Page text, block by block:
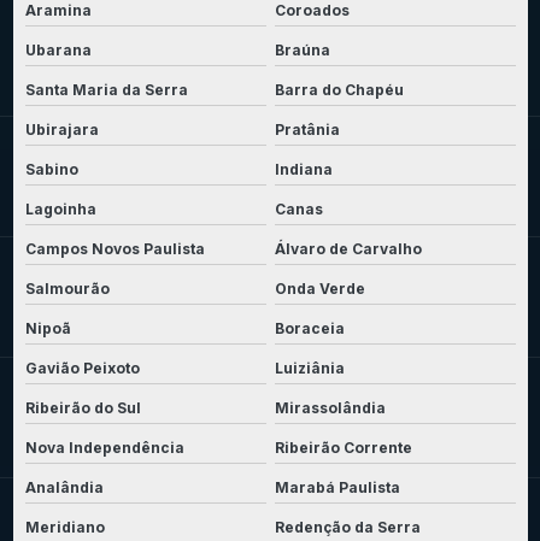
Aramina Coroados
Ubarana Braúna
Santa Maria da Serra Barra do Chapéu
Ubirajara Pratânia
Sabino Indiana
Lagoinha Canas
Campos Novos Paulista Álvaro de Carvalho
Salmourão Onda Verde
Nipoã Boraceia
Gavião Peixoto Luiziânia
Ribeirão do Sul Mirassolândia
Nova Independência Ribeirão Corrente
Analândia Marabá Paulista
Meridiano Redenção da Serra